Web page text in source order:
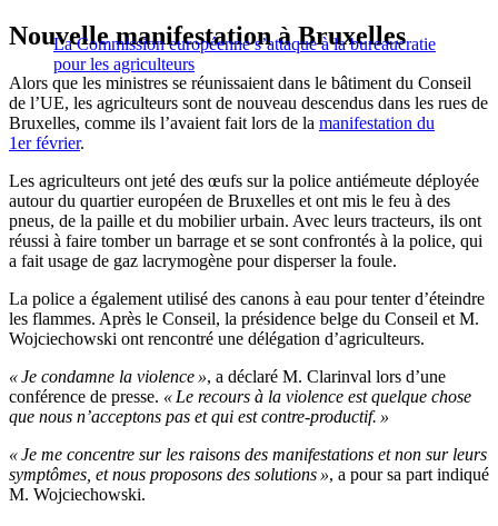
La Commission européenne s’attaque à la bureaucratie
pour les agriculteurs
Nouvelle manifestation à Bruxelles
Alors que les ministres se réunissaient dans le bâtiment du Conseil
de l’UE, les agriculteurs sont de nouveau descendus dans les rues de
Bruxelles, comme ils l’avaient fait lors de la manifestation du
1er février.
Les agriculteurs ont jeté des œufs sur la police antiémeute déployée
autour du quartier européen de Bruxelles et ont mis le feu à des
pneus, de la paille et du mobilier urbain. Avec leurs tracteurs, ils ont
réussi à faire tomber un barrage et se sont confrontés à la police, qui
a fait usage de gaz lacrymogène pour disperser la foule.
La police a également utilisé des canons à eau pour tenter d’éteindre
les flammes. Après le Conseil, la présidence belge du Conseil et M.
Wojciechowski ont rencontré une délégation d’agriculteurs.
« Je condamne la violence », a déclaré M. Clarinval lors d’une
conférence de presse. « Le recours à la violence est quelque chose
que nous n’acceptons pas et qui est contre-productif. »
« Je me concentre sur les raisons des manifestations et non sur leurs
symptômes, et nous proposons des solutions », a pour sa part indiqué
M. Wojciechowski.